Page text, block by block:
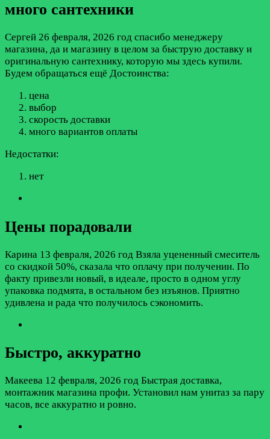
много сантехники
Сергей 26 февраля, 2026 год спасибо менеджеру
магазина, да и магазину в целом за быструю доставку и
оригинальную сантехнику, которую мы здесь купили.
Будем обращаться ещё Достоинства:
цена
выбор
скорость доставки
много вариантов оплаты
Недостатки:
нет
Цены порадовали
Карина 13 февраля, 2026 год Взяла уцененный смеситель
со скидкой 50%, сказала что оплачу при получении. По
факту привезли новый, в идеале, просто в одном углу
упаковка подмята, в остальном без изъянов. Приятно
удивлена и рада что получилось сэкономить.
Быстро, аккуратно
Макеева 12 февраля, 2026 год Быстрая доставка,
монтажник магазина профи. Установил нам унитаз за пару
часов, все аккуратно и ровно.